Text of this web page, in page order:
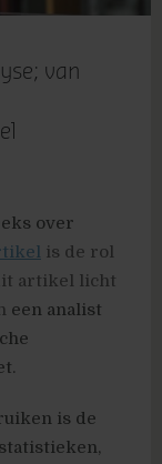
van
over
is de rol
artikel licht
een analist
is de